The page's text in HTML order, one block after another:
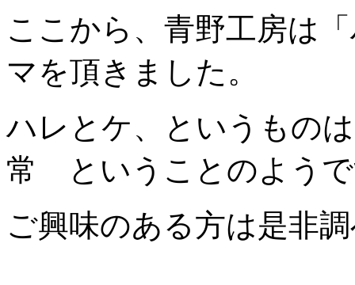
ここから、青野工房は
マを頂きました。
ハレとケ、というもの
常 ということのよう
ご興味のある方は是非